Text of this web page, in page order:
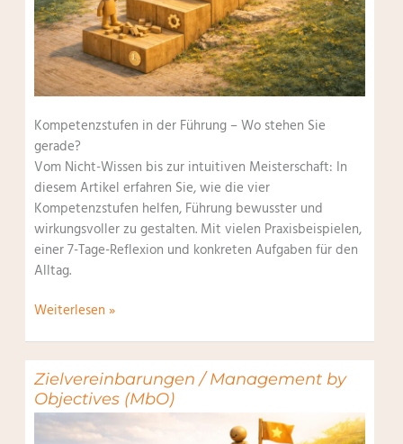
Kompetenzstufen in der Führung – Wo stehen Sie
gerade?
Vom Nicht-Wissen bis zur intuitiven Meisterschaft: In
diesem Artikel erfahren Sie, wie die vier
Kompetenzstufen helfen, Führung bewusster und
wirkungsvoller zu gestalten. Mit vielen Praxisbeispielen,
einer 7-Tage-Reflexion und konkreten Aufgaben für den
Alltag.
Die
Weiterlesen »
Zielvereinbarungen / Management by
Objectives (MbO)